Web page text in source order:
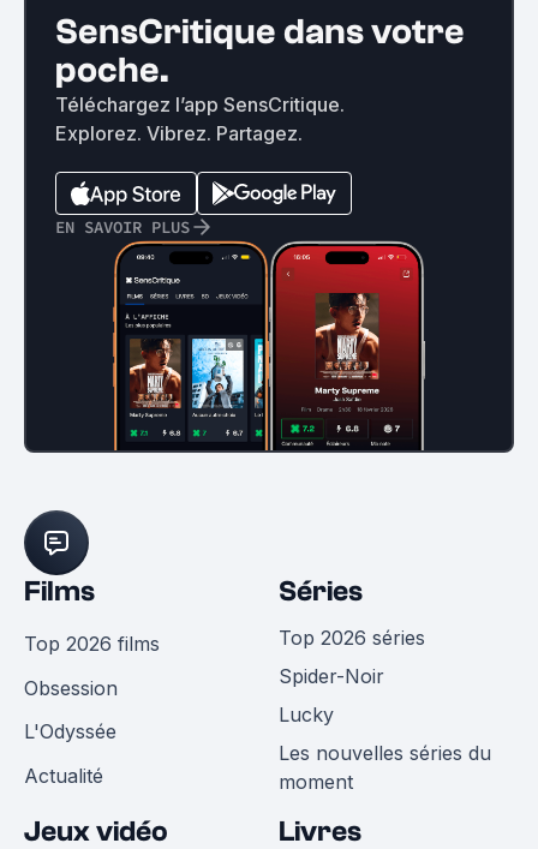
SensCritique dans votre
poche.
Téléchargez l’app SensCritique.
Explorez. Vibrez. Partagez.
EN SAVOIR PLUS
Films
Top 2026 films
Obsession
L'Odyssée
Actualité
Séries
Top 2026 séries
Spider-Noir
Lucky
Les nouvelles séries du
moment
Jeux vidéo Livres